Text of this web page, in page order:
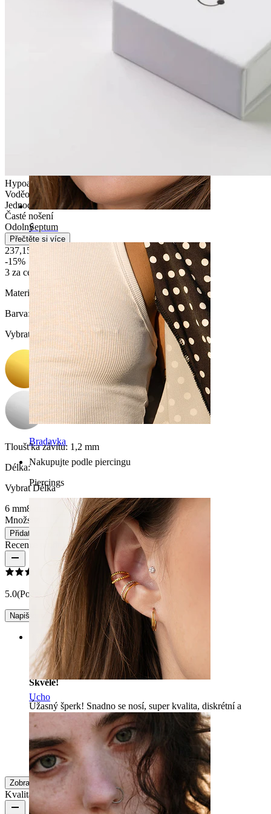
Septum
Bradavka
Nakupujte podle piercingu
Piercings
Ucho
Hypoalergenní
Voděodolný
Jednoduché
Časté nošení
Odolný
Přečtěte si více
237,15 Kč
279,00 Kč
-15%
3 za cenu 2
Materiál:
Barva:
Vybrat Barva
Tloušťka závitu: 1,2 mm
Délka:
Vybrat Délka
6 mm8 mm
Množství: 1
Změnit
Přidat do košíku
Recenze produktu
5.0(Počet recenzí: 1)
Napište recenzi
Rating
Skvělé!
Úžasný šperk! Snadno se nosí, super kvalita, diskrétní a
lehký. Děkuji za tento článek.
Stéph' Ověřený nákup
Přeloženo pomocí AI Zobrazit původní text
Zobrazit více
Kvalita produktu